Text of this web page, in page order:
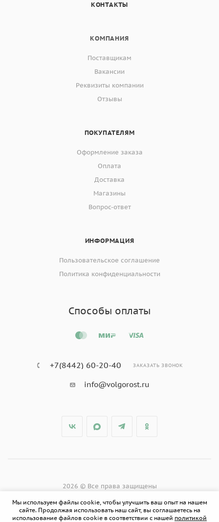
КОНТАКТЫ
КОМПАНИЯ
Поставщикам
Вакансии
Реквизиты компании
Отзывы
ПОКУПАТЕЛЯМ
Оформление заказа
Оплата
Доставка
Магазины
Вопрос-ответ
ИНФОРМАЦИЯ
Пользовательское соглашение
Политика конфиденциальности
Способы оплаты
+7(8442) 60-20-40 ЗАКАЗАТЬ ЗВОНОК
info@volgorost.ru
2026 © Все права защищены
Мы используем файлы cookie, чтобы улучшить ваш опыт на нашем
сайте. Продолжая использовать наш сайт, вы соглашаетесь на
использование файлов cookie в соответствии с нашей политикой